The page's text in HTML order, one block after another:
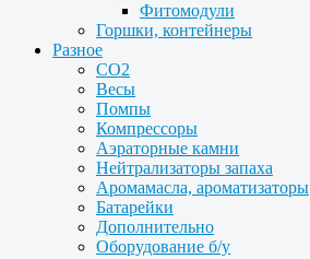
Фитомодули
Горшки, контейнеры
Разное
CO2
Весы
Помпы
Компрессоры
Аэраторные камни
Нейтрализаторы запаха
Аромамасла, ароматизаторы
Батарейки
Дополнительно
Оборудование б/у